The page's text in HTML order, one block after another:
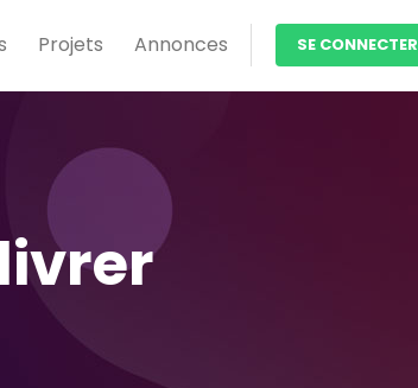
Projets Annonces SE CONNECTER